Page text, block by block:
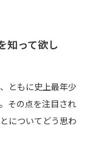
知って欲し
ともに史上最年少
その点を注目され
についてどう思わ